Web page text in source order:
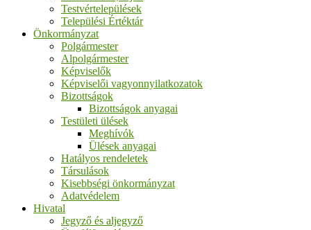
Testvértelepülések
Települési Értéktár
Önkormányzat
Polgármester
Alpolgármester
Képviselők
Képviselői vagyonnyilatkozatok
Bizottságok
Bizottságok anyagai
Testületi ülések
Meghívók
Ülések anyagai
Hatályos rendeletek
Társulások
Kisebbségi önkormányzat
Adatvédelem
Hivatal
Jegyző és aljegyző